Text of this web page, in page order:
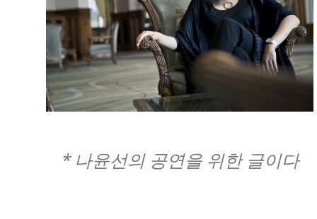
* 나윤선의 공연을 위한 글이다